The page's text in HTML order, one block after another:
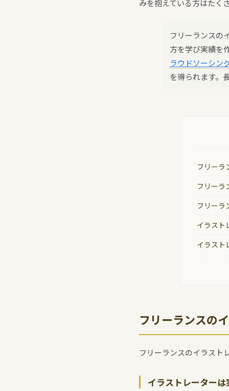
みを抱えている方はたく
フリーランスの
方を学び実績を
ラウドソーシン
を得られます。
フリーラ
フリーラ
フリーラ
イラスト
イラスト
フリーランスの
フリーランスのイラスト
イラストレーター